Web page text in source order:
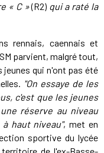
« C »(R2) qui a raté la
rennais, caennais et
parvient, malgré tout,
jeunes qui n'ont pas été
"On essaye de les
c'est que les jeunes
réserve au niveau
haut niveau", met en
sportive du lycée